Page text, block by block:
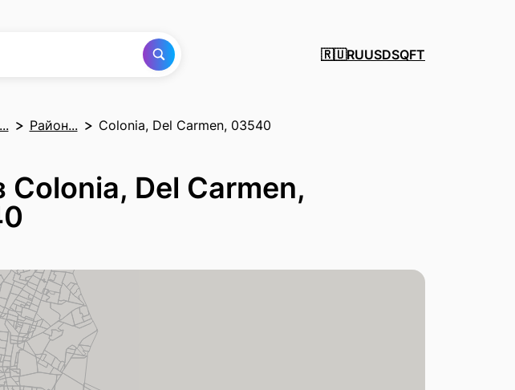
🇷🇺RUUSDSQFT
Район... Colonia, Del Carmen, 03540
Del Carmen,